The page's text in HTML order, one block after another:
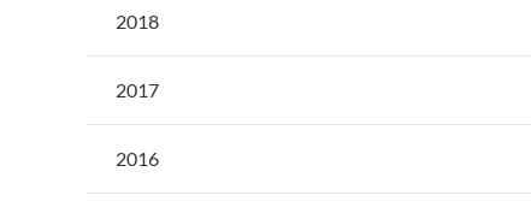
2018
2017
2016